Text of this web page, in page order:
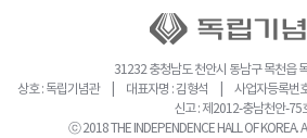
31232 충청남도 천안시 동남구 목천읍
상호 : 독립기념관 | 대표자명 : 김형석 | 사업자등록번
신고 : 제2012-충남천안-75
ⓒ 2018 THE INDEPENDENCE HALL OF KOREA.